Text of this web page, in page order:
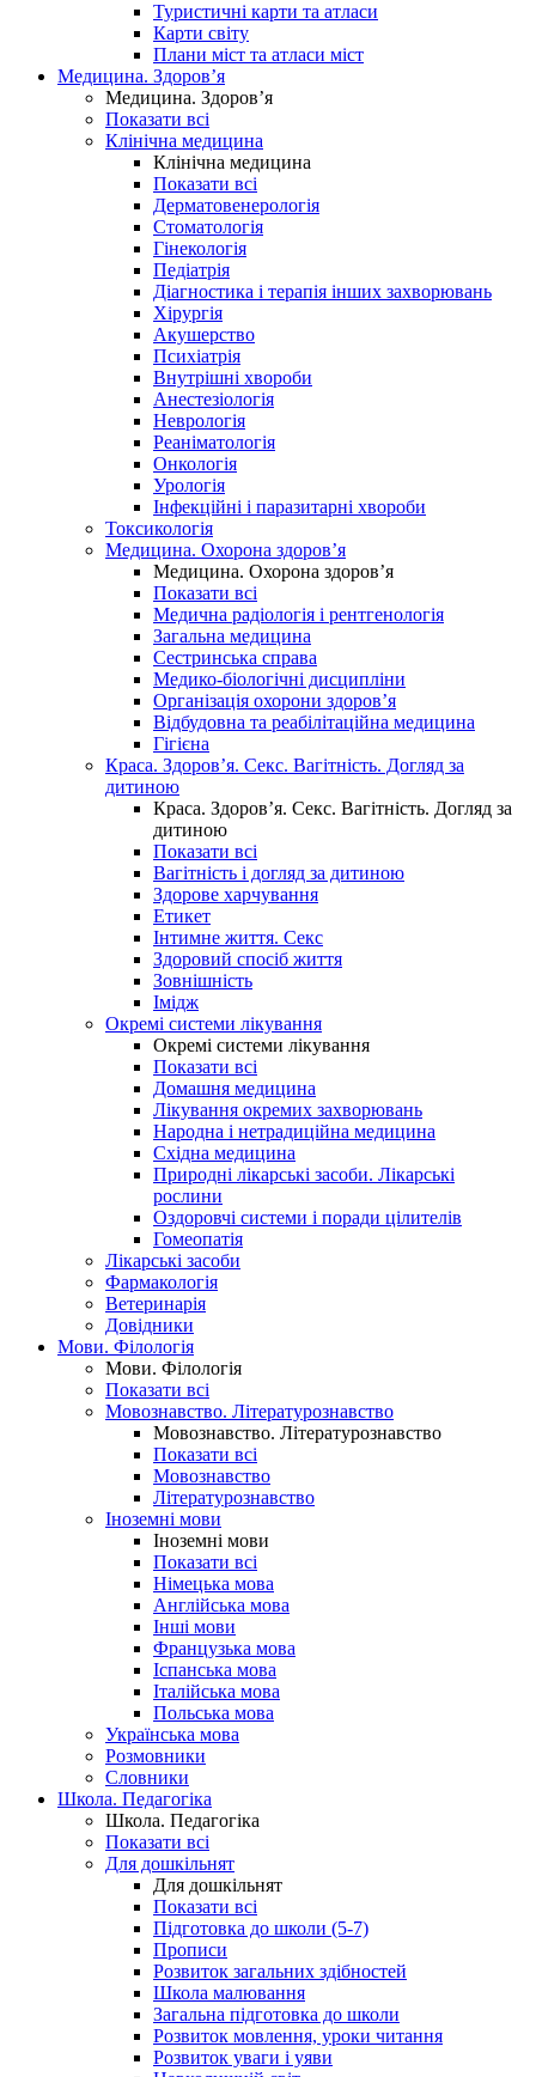
Туристичні карти та атласи
Карти світу
Плани міст та атласи міст
Медицина. Здоров’я
Медицина. Здоров’я
Показати всі
Клінічна медицина
Клінічна медицина
Показати всі
Дерматовенерологія
Стоматологія
Гінекологія
Педіатрія
Діагностика і терапія інших захворювань
Хірургія
Акушерство
Психіатрія
Внутрішні хвороби
Анестезіологія
Неврологія
Реаніматологія
Онкологія
Урологія
Інфекційні і паразитарні хвороби
Токсикологія
Медицина. Охорона здоров’я
Медицина. Охорона здоров’я
Показати всі
Медична радіологія і рентгенологія
Загальна медицина
Сестринська справа
Медико-біологічні дисципліни
Організація охорони здоров’я
Відбудовна та реабілітаційна медицина
Гігієна
Краса. Здоров’я. Секс. Вагітність. Догляд за
дитиною
Краса. Здоров’я. Секс. Вагітність. Догляд за
дитиною
Показати всі
Вагітність і догляд за дитиною
Здорове харчування
Етикет
Інтимне життя. Секс
Здоровий спосіб життя
Зовнішність
Імідж
Окремі системи лікування
Окремі системи лікування
Показати всі
Домашня медицина
Лікування окремих захворювань
Народна і нетрадиційна медицина
Східна медицина
Природні лікарські засоби. Лікарські
рослини
Оздоровчі системи і поради цілителів
Гомеопатія
Лікарські засоби
Фармакологія
Ветеринарія
Довідники
Мови. Філологія
Мови. Філологія
Показати всі
Мовознавство. Літературознавство
Мовознавство. Літературознавство
Показати всі
Мовознавство
Літературознавство
Іноземні мови
Іноземні мови
Показати всі
Німецька мова
Англійська мова
Інші мови
Французька мова
Іспанська мова
Італійська мова
Польська мова
Українська мова
Розмовники
Словники
Школа. Педагогіка
Школа. Педагогіка
Показати всі
Для дошкільнят
Для дошкільнят
Показати всі
Підготовка до школи (5-7)
Прописи
Розвиток загальних здібностей
Школа малювання
Загальна підготовка до школи
Розвиток мовлення, уроки читання
Розвиток уваги і уяви